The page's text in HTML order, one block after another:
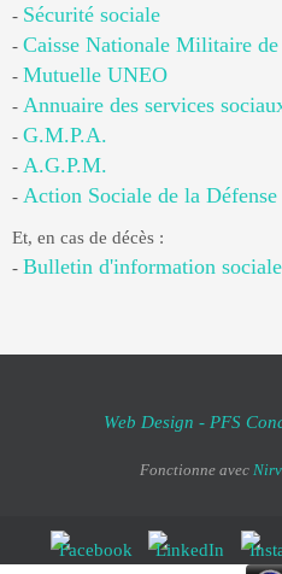
- Sécurité sociale
- Caisse Nationale Militaire
- Mutuelle UNEO
- Annuaire des services
- G.M.P.A.
- A.G.P.M.
- Action Sociale de la
Et, en cas de décès :
- Bulletin d'information
Web Design - PFS
Fonctionne avec